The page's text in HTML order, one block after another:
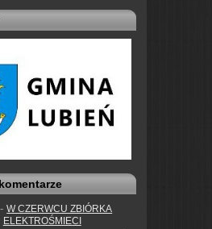
-W CZERWCU ZBIÓRKA
ELEKTROŚMIECI